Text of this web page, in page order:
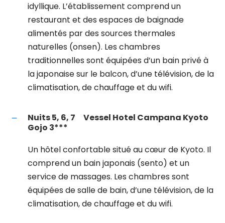
idyllique. L’établissement comprend un
restaurant et des espaces de baignade
alimentés par des sources thermales
naturelles (onsen). Les chambres
traditionnelles sont équipées d’un bain privé à
la japonaise sur le balcon, d’une télévision, de la
climatisation, de chauffage et du wifi.
Nuits 5, 6, 7
Vessel Hotel Campana Kyoto
Gojo 3***
Un hôtel confortable situé au cœur de Kyoto. Il
comprend un bain japonais (sento) et un
service de massages. Les chambres sont
équipées de salle de bain, d’une télévision, de la
climatisation, de chauffage et du wifi.